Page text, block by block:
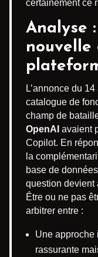
certainement ce
Analyse
nouvelle
L’annonce du
catalogue de
champ de
OpenAI avaient
Copilot. En
la
base de
question devient
Être ou ne pas
arbitrer entre :
Une approche
rassurante